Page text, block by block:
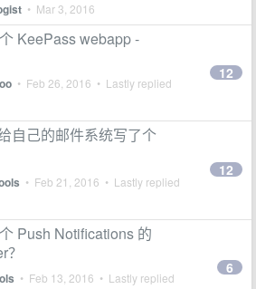
• Mar 3, 2016
KeePass webapp -
• Feb 26, 2016 • Lastly replied
12
自己的邮件系统写了个
• Feb 21, 2016 • Lastly replied
12
Push Notifications 的
• Feb 13, 2016 • Lastly replied
6